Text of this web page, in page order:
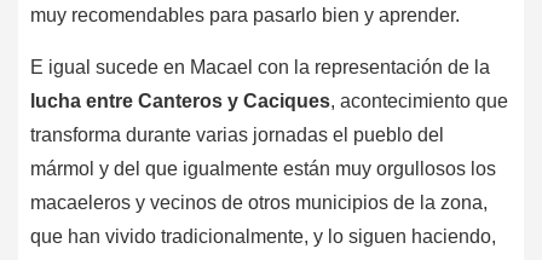
muy recomendables para pasarlo bien y aprender.
E igual sucede en Macael con la representación de la
lucha entre Canteros y Caciques, acontecimiento que
transforma durante varias jornadas el pueblo del
mármol y del que igualmente están muy orgullosos los
macaeleros y vecinos de otros municipios de la zona,
que han vivido tradicionalmente, y lo siguen haciendo,